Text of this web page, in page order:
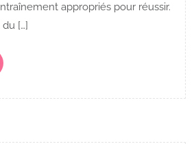
appropriés pour réussir.
[…]